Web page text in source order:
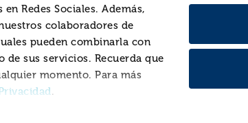
Redes Sociales. Además,
colaboradores de
pueden combinarla con
sus servicios. Recuerda que
momento. Para más
.